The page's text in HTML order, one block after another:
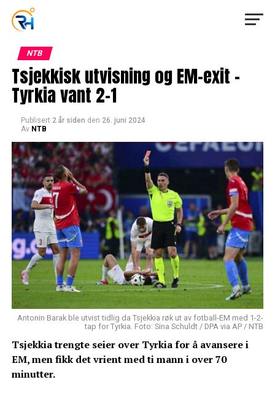
NTB
Tsjekkisk utvisning og EM-exit –
Tyrkia vant 2-1
Publisert 2 år siden den 26. juni 2024
Av NTB
Antonin Barak ble utvist tidlig da Tsjekkia røk ut av fotball-EM med 1-2-
tap for Tyrkia. Foto: Sina Schuldt / DPA via AP / NTB
Tsjekkia trengte seier over Tyrkia for å avansere i
EM, men fikk det vrient med ti mann i over 70
minutter.